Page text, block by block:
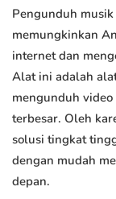
Pengunduh
memungkinkan
internet dan
Alat ini adalah
mengunduh
terbesar. Oleh
solusi tingkat
dengan mudah
depan.